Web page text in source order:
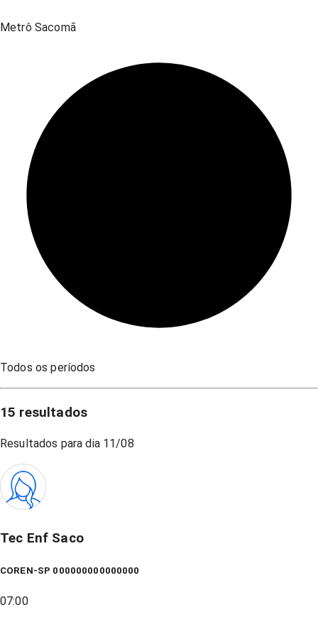
Metrô Sacomã
Todos os períodos
15 resultados
Resultados para dia 11/08
Tec Enf Saco
COREN-SP 000000000000000
07:00